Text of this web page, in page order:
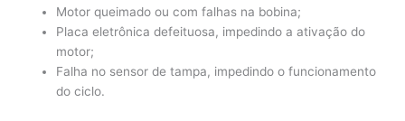
Motor queimado ou com falhas na bobina;
Placa eletrônica defeituosa, impedindo a ativação do
motor;
Falha no sensor de tampa, impedindo o funcionamento
do ciclo.